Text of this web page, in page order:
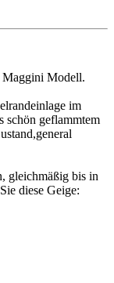
Maggini Modell.
im
schön geflammtem
gleichmäßig bis in
diese Geige: